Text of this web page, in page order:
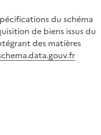
du schéma
de biens issus du
des matières